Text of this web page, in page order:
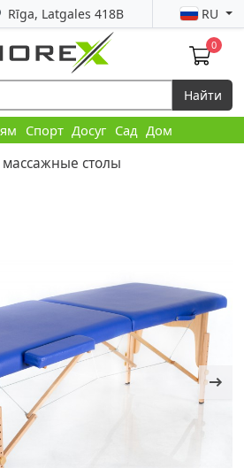
Rīga, Latgales 418B RU
0
Найти
Спорт Досуг Сад Дом
столы